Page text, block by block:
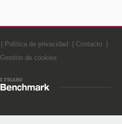
Política de privacidad
Contacto
Gestión de cookies